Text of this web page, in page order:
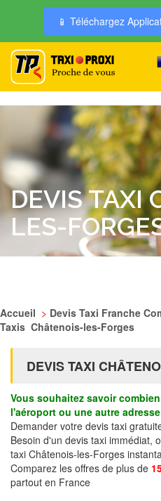
📱 Téléchargez
DEVIS TAXI
LES-
Accueil > Devis Taxi Franche
Taxis Châtenois-les-Forges
DEVIS TAXI
Vous souhaitez savoir
l'aéroport ou une autre
Demander votre devis taxi
Besoin d'un devis taxi immédiat,
taxi Châtenois-les-Forges
Comparez les offres de plus de
partout en France